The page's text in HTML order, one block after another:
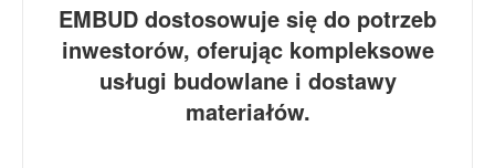
EMBUD dostosowuje się do potrzeb
inwestorów, oferując kompleksowe
usługi budowlane i dostawy
materiałów.